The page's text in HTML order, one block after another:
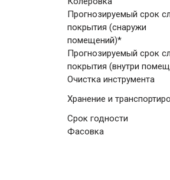
Прогнозируемый срок
покрытия (снаружи
помещений)*
Прогнозируемый срок
покрытия (внутри
Очистка инструмента
Хранение и
Срок годности
Фасовка